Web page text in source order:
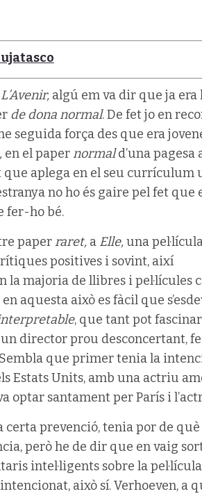
L’Avenir, algú em va dir que ja era
de dona normal. De fet jo en
seguida força des que era
en el papernormald’una pagesa
aplega en el seu currículum
no ho és gaire pel fet que
fer-ho bé.
paperraret, a Elle,una
positives i sovint, així
la majoria de llibres i pel·lícules
aquesta això es fàcil que
, que tant pot
director prou desconcertant,
que primer tenia la
Estats Units, amb una actriu
optar santament per París i
prevenció, tenia por de què
però he de dir que en vaig
intel·ligents sobre la
això sí. Verhoeven, a